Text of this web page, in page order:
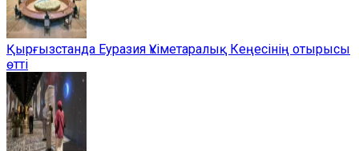
Қырғызстанда Еуразия Үкіметаралық Кеңесінің отырысы
өтті